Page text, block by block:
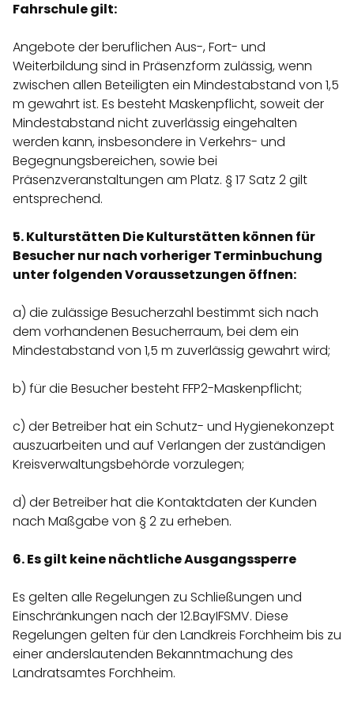
Fahrschule gilt:
Angebote der beruflichen Aus-, Fort- und
Weiterbildung sind in Präsenzform zulässig, wenn
zwischen allen Beteiligten ein Mindestabstand von 1,5
m gewahrt ist. Es besteht Maskenpflicht, soweit der
Mindestabstand nicht zuverlässig eingehalten
werden kann, insbesondere in Verkehrs- und
Begegnungsbereichen, sowie bei
Präsenzveranstaltungen am Platz. § 17 Satz 2 gilt
entsprechend.
5. Kulturstätten Die Kulturstätten können für
Besucher nur nach vorheriger Terminbuchung
unter folgenden Voraussetzungen öffnen:
a) die zulässige Besucherzahl bestimmt sich nach
dem vorhandenen Besucherraum, bei dem ein
Mindestabstand von 1,5 m zuverlässig gewahrt wird;
b) für die Besucher besteht FFP2-Maskenpflicht;
c) der Betreiber hat ein Schutz- und Hygienekonzept
auszuarbeiten und auf Verlangen der zuständigen
Kreisverwaltungsbehörde vorzulegen;
d) der Betreiber hat die Kontaktdaten der Kunden
nach Maßgabe von § 2 zu erheben.
6. Es gilt keine nächtliche Ausgangssperre
Es gelten alle Regelungen zu Schließungen und
Einschränkungen nach der 12.BayIFSMV. Diese
Regelungen gelten für den Landkreis Forchheim bis zu
einer anderslautenden Bekanntmachung des
Landratsamtes Forchheim.